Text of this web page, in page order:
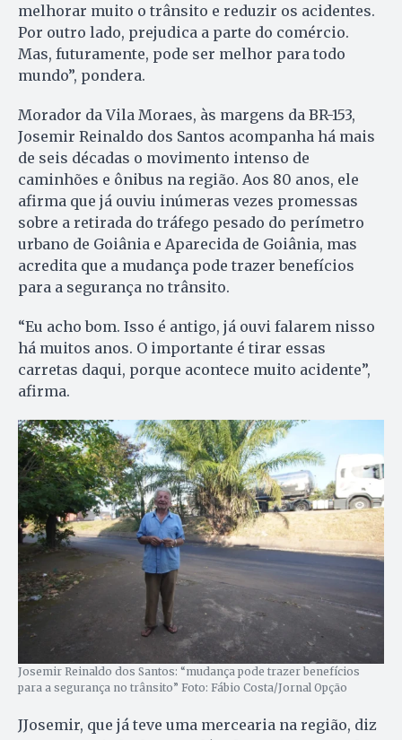
melhorar muito o trânsito e reduzir os acidentes.
Por outro lado, prejudica a parte do comércio.
Mas, futuramente, pode ser melhor para todo
mundo”, pondera.
Morador da Vila Moraes, às margens da BR-153,
Josemir Reinaldo dos Santos acompanha há mais
de seis décadas o movimento intenso de
caminhões e ônibus na região. Aos 80 anos, ele
afirma que já ouviu inúmeras vezes promessas
sobre a retirada do tráfego pesado do perímetro
urbano de Goiânia e Aparecida de Goiânia, mas
acredita que a mudança pode trazer benefícios
para a segurança no trânsito.
“Eu acho bom. Isso é antigo, já ouvi falarem nisso
há muitos anos. O importante é tirar essas
carretas daqui, porque acontece muito acidente”,
afirma.
Josemir Reinaldo dos Santos: “mudança pode trazer benefícios
para a segurança no trânsito” Foto: Fábio Costa/Jornal Opção
JJosemir, que já teve uma mercearia na região, diz